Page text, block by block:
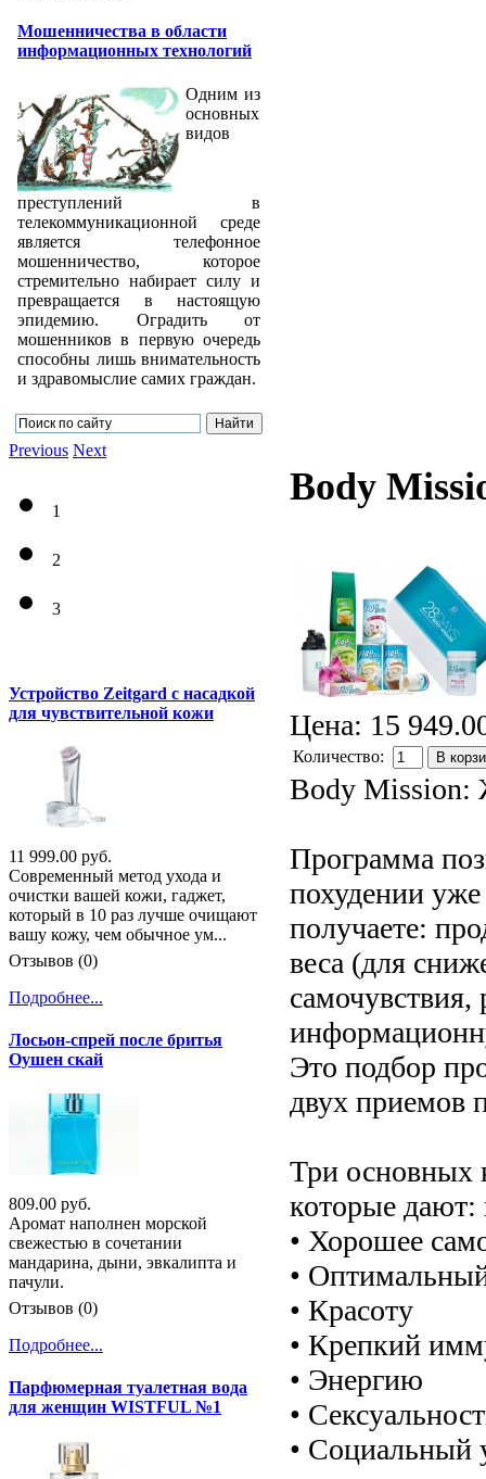
Мошенничества в области
информационных технологий
Одним из
основных
видов
преступлений в
телекоммуникационной среде
является телефонное
мошенничество, которое
стремительно набирает силу и
превращается в настоящую
эпидемию. Оградить от
мошенников в первую очередь
способны лишь внимательность
и здравомыслие самих граждан.
Body
Цена: 15
Количество: В
Body Mission:
Программа
похудении
получаете:
веса (для
Это подбор
двух приемов
Три основных
которые дают:
• Хорошее
•
• Красоту
• Крепкий
• Энергию
•
• Социальный
Previous Next
1
2
3
Устройство Zeitgard с насадкой
для чувствительной кожи
11 999.00 руб.
Современный метод ухода и
очистки вашей кожи, гаджет,
который в 10 раз лучше очищают
вашу кожу, чем обычное ум...
Отзывов (0)
Подробнее...
Лосьон-спрей после бритья
Оушен скай
809.00 руб.
Аромат наполнен морской
свежестью в сочетании
мандарина, дыни, эвкалипта и
пачули.
Отзывов (0)
Подробнее...
Парфюмерная туалетная вода
для женщин WISTFUL №1